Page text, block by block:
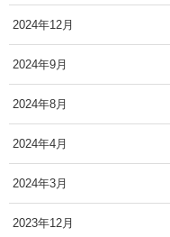
2024年12月
2024年9月
2024年8月
2024年4月
2024年3月
2023年12月